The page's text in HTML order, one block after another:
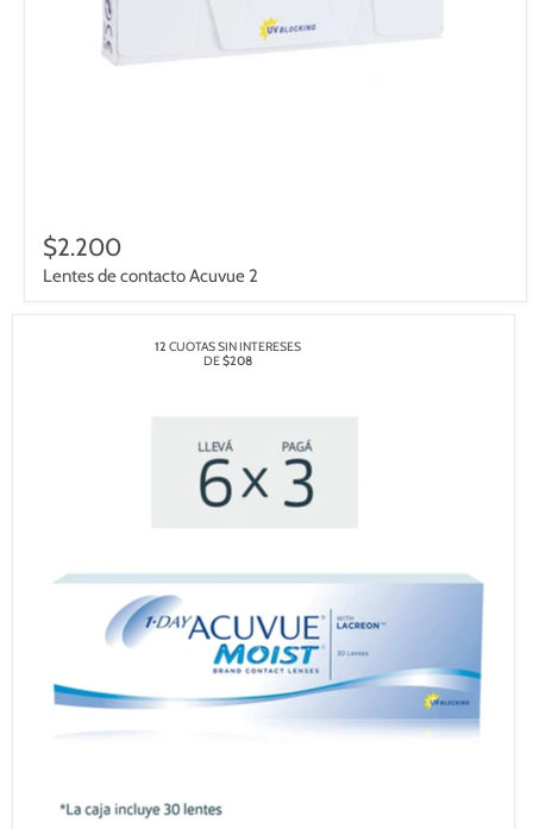
$2.200
Lentes de contacto Acuvue 2
12 CUOTAS SIN INTERESES
DE$208